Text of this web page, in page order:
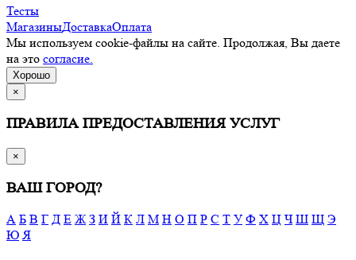
Тесты
МагазиныДоставкаОплата
Мы используем cookie-файлы на сайте. Продолжая, Вы даете
на это согласие.
Хорошо
×
ПРАВИЛА ПРЕДОСТАВЛЕНИЯ УСЛУГ
×
ВАШ ГОРОД?
А Б В Г Д Е Ж З И Й К Л М Н О П Р С Т У Ф Х Ц Ч Ш Щ Э
Ю Я